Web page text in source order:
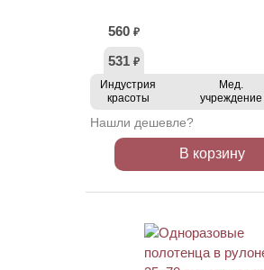
560 ₽
531 ₽
Индустрия
красоты
Мед.
учреждение
Нашли дешевле?
В корзину